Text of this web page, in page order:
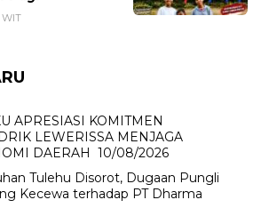
WIT
APRESIASI KOMITMEN
LEWERISSA MENJAGA
DAERAH
10/08/2026
Tulehu Disorot, Dugaan Pungli
Kecewa terhadap PT Dharma